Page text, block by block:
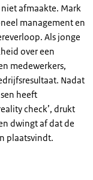
afmaakte. Mark
management en
Als jonge
over een
medewerkers,
Nadat
heeft
check’, drukt
dwingt af dat de
plaatsvindt.